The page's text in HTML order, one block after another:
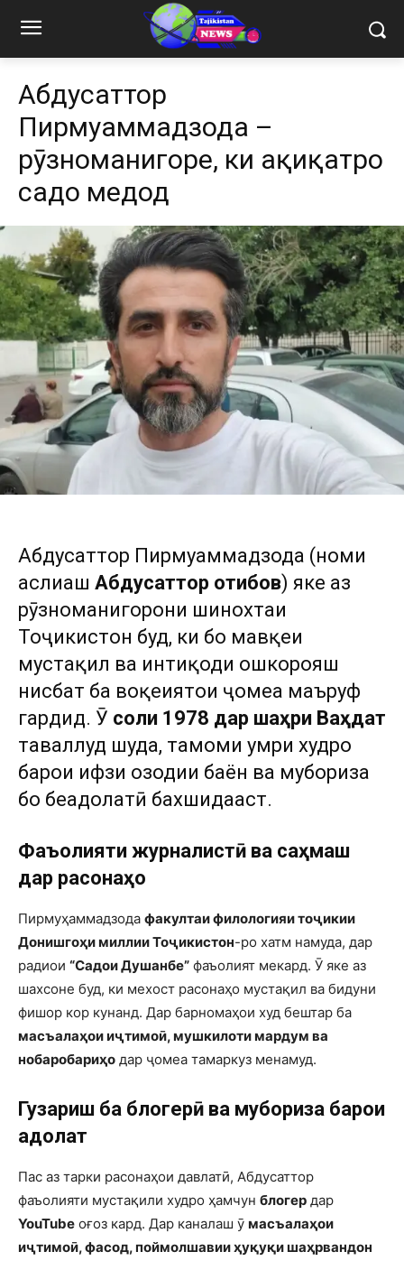
Абдусаттор
Пирмуҳаммадзода –
рӯзноманигоре, ки ҳақиқатро
садо медод
Абдусаттор Пирмуҳаммадзода (номи
аслиаш Абдусаттор Қотибов) яке аз
рӯзноманигорони шинохтаи
Тоҷикистон буд, ки бо мавқеи
мустақил ва интиқоди ошкорояш
нисбат ба воқеиятҳои ҷомеа маъруф
гардид. Ӯ соли 1978 дар шаҳри Ваҳдат
таваллуд шуда, тамоми умри худро
барои ҳифзи озодии баён ва мубориза
бо беадолатӣ бахшидааст.
Фаъолияти журналистӣ ва саҳмаш
дар расонаҳо
Пирмуҳаммадзода факултаи филологияи тоҷикии
Донишгоҳи миллии Тоҷикистон-ро хатм намуда, дар
радиои “Садои Душанбе” фаъолият мекард. Ӯ яке аз
шахсоне буд, ки мехост расонаҳо мустақил ва бидуни
фишор кор кунанд. Дар барномаҳои худ бештар ба
масъалаҳои иҷтимоӣ, мушкилоти мардум ва
нобаробариҳо дар ҷомеа тамаркуз менамуд.
Гузариш ба блогерӣ ва мубориза барои
адолат
Пас аз тарки расонаҳои давлатӣ, Абдусаттор
фаъолияти мустақили худро ҳамчун блогер дар
YouTube оғоз кард. Дар каналаш ӯ масъалаҳои
иҷтимоӣ, фасод, поймолшавии ҳуқуқи шаҳрвандон